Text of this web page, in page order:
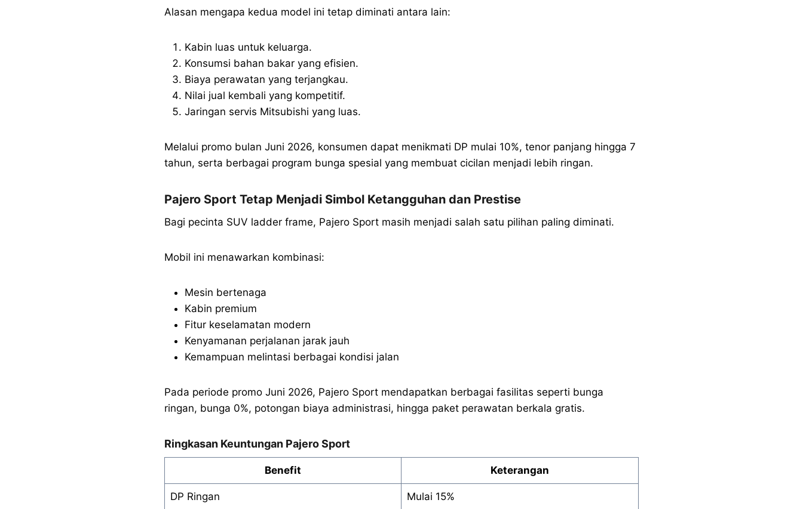
Alasan mengapa kedua model ini tetap diminati antara lain:
Kabin luas untuk keluarga.
Konsumsi bahan bakar yang efisien.
Biaya perawatan yang terjangkau.
Nilai jual kembali yang kompetitif.
Jaringan servis Mitsubishi yang luas.
Melalui promo bulan Juni 2026, konsumen dapat menikmati DP mulai 10%, tenor panjang hingga 7
tahun, serta berbagai program bunga spesial yang membuat cicilan menjadi lebih ringan.
Pajero Sport Tetap Menjadi Simbol Ketangguhan dan Prestise
Bagi pecinta SUV ladder frame, Pajero Sport masih menjadi salah satu pilihan paling diminati.
Mobil ini menawarkan kombinasi:
Mesin bertenaga
Kabin premium
Fitur keselamatan modern
Kenyamanan perjalanan jarak jauh
Kemampuan melintasi berbagai kondisi jalan
Pada periode promo Juni 2026, Pajero Sport mendapatkan berbagai fasilitas seperti bunga
ringan, bunga 0%, potongan biaya administrasi, hingga paket perawatan berkala gratis.
Ringkasan Keuntungan Pajero Sport
Benefit Keterangan
DP Ringan Mulai 15%